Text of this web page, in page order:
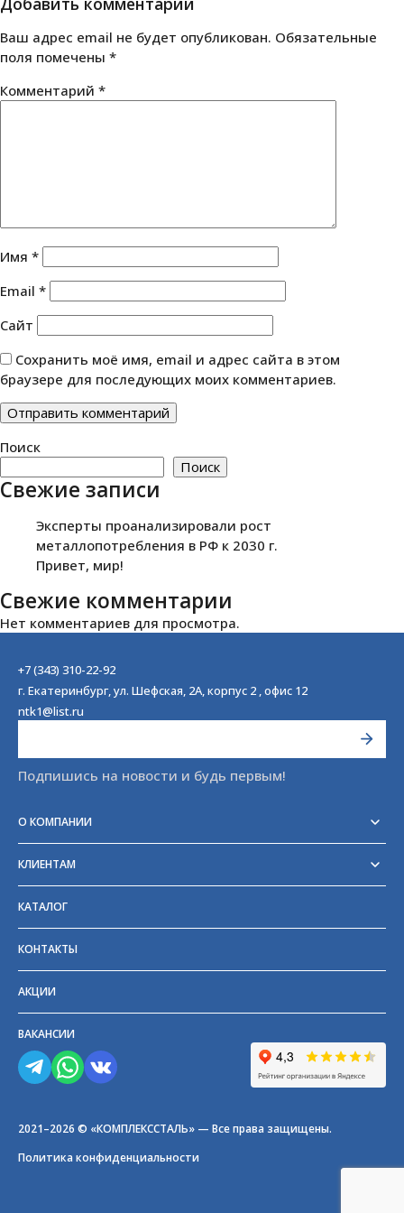
записям
Ваш адрес email не будет опубликован. Обязательные
поля помечены *
Комментарий *
Имя *
Email *
Сайт
Сохранить моё имя, email и адрес сайта в этом
браузере для последующих моих комментариев.
Поиск
Поиск
Свежие записи
Эксперты проанализировали рост
металлопотребления в РФ к 2030 г.
Привет, мир!
Свежие комментарии
Нет комментариев для просмотра.
+7 (343) 310-22-92
г. Екатеринбург, ул. Шефская, 2А, корпус 2 , офис 12
ntk1@list.ru
Подпишись на новости и будь первым!
О КОМПАНИИ
Отзывы
Блог
Партнёры и поставщики
КЛИЕНТАМ
Возврат
Частые вопросы
Прайс-лист
КАТАЛОГ
КОНТАКТЫ
АКЦИИ
ВАКАНСИИ
2021–2026 © «КОМПЛЕКССТАЛЬ» — Все права защищены.
Политика конфиденциальности